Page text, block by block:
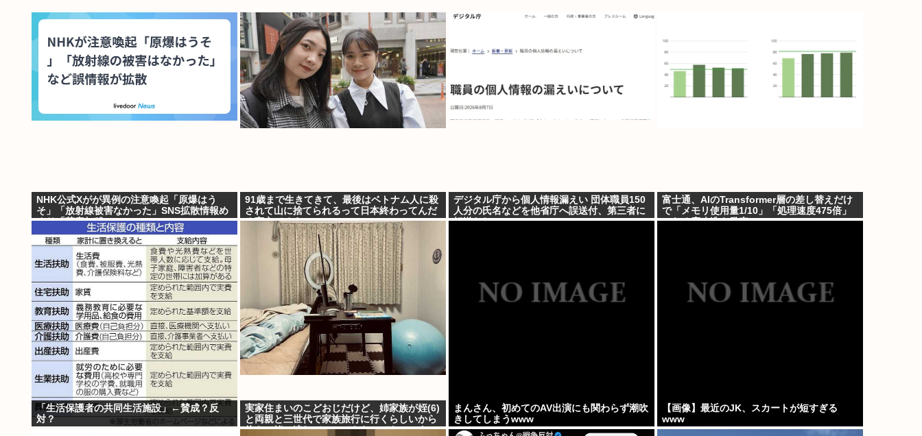
NHK公式Xがが異例の注意喚起「原爆はう
そ」「放射線被害なかった」SNS拡散情報め
ぐり「荒唐無稽」
91歳まで生きてきて、最後はベトナム人に殺
されて山に捨てられるって日本終わってんだ
ろ高市てめえ
デジタル庁から個人情報漏えい 団体職員150
人分の氏名などを他省庁へ誤送付、第三者に
転送なし
富士通、AIのTransformer層の差し替えだけ
で「メモリ使用量1/10」「処理速度475倍」
になる魔改造を発表
「生活保護者の共同生活施設」←賛成？反
対？
実家住まいのこどおじだけど、姉家族が姪(6)
と両親と三世代で家族旅行に行くらしいから
俺も一緒に連れていってもらってもいいよ
まんさん、初めてのAV出演にも関わらず潮吹
きしてしまうwww
【画像】最近のJK、スカートが短すぎる
www